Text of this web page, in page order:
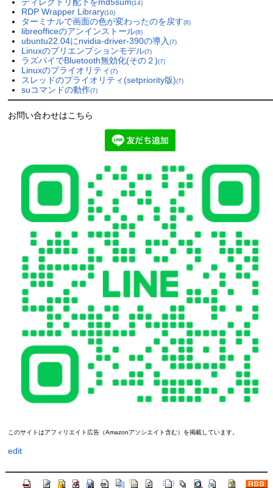
(14)
RDP Wrapper Library(10)
ターミナルで画面の色が変わったのを戻す(8)
libreofficeのアンインストール(8)
ubuntu22.04にnvidia-driver-390の導入 (7)
Linuxのプリエンプションモデル(7)
ラズパイでBluetooth無効化(その２)(7)
Linuxのプライオリティ (7)
スレッドのプライオリティ(setpriority版)(7)
suコマンドの動作(7)
お問い合わせはこちら
このサイトはアフィリエイト広告（Amazonアソシエイト含む）を掲載しています。
edit